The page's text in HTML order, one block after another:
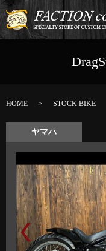
HOME STOCK BIKE
ヤマハ